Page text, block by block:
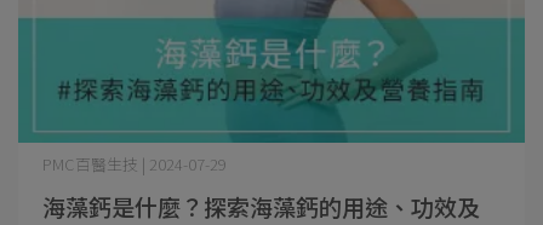
海藻鈣是什麼？探索海藻鈣的用途、功效及
PMC百醫生技 | 2024-07-29